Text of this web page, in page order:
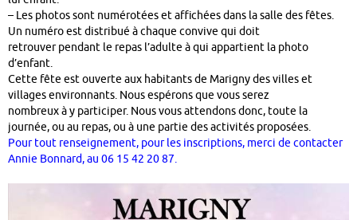
– Les photos sont numérotées et affichées dans la salle des fêtes.
Un numéro est distribué à chaque convive qui doit
retrouver pendant le repas l’adulte à qui appartient la photo
d’enfant.
Cette fête est ouverte aux habitants de Marigny des villes et
villages environnants. Nous espérons que vous serez
nombreux à y participer. Nous vous attendons donc, toute la
journée, ou au repas, ou à une partie des activités proposées.
Pour tout renseignement, pour les inscriptions, merci de contacter
Annie Bonnard, au 06 15 42 20 87.